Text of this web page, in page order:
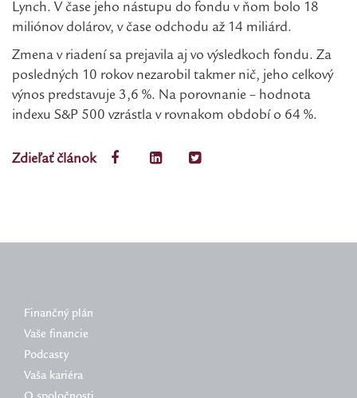
Lynch. V čase jeho nástupu do fondu v ňom bolo 18
miliónov dolárov, v čase odchodu až 14 miliárd.
Zmena v riadení sa prejavila aj vo výsledkoch fondu. Za
posledných 10 rokov nezarobil takmer nič, jeho celkový
výnos predstavuje 3,6 %. Na porovnanie – hodnota
indexu S&P 500 vzrástla v rovnakom období o 64 %.
Zdieľať článok
Finančný plán
Vaše financie
Podcasty
Vaša kariéra